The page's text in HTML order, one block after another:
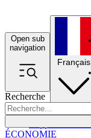
Open sub
navigation
Recherche
Français
ÉCONOMIE